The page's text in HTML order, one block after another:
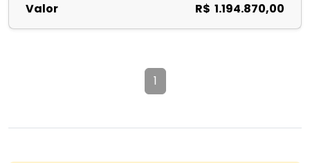
Valor R$ 1.194.870,00
1